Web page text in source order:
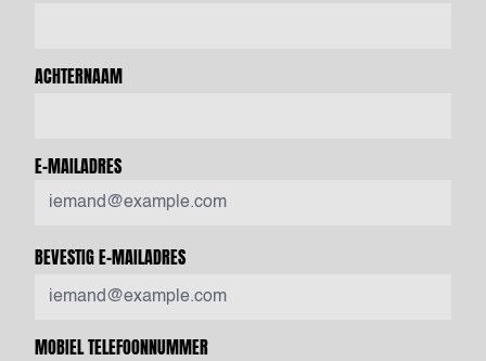
ACHTERNAAM
E-MAILADRES
BEVESTIG E-MAILADRES
MOBIEL TELEFOONNUMMER